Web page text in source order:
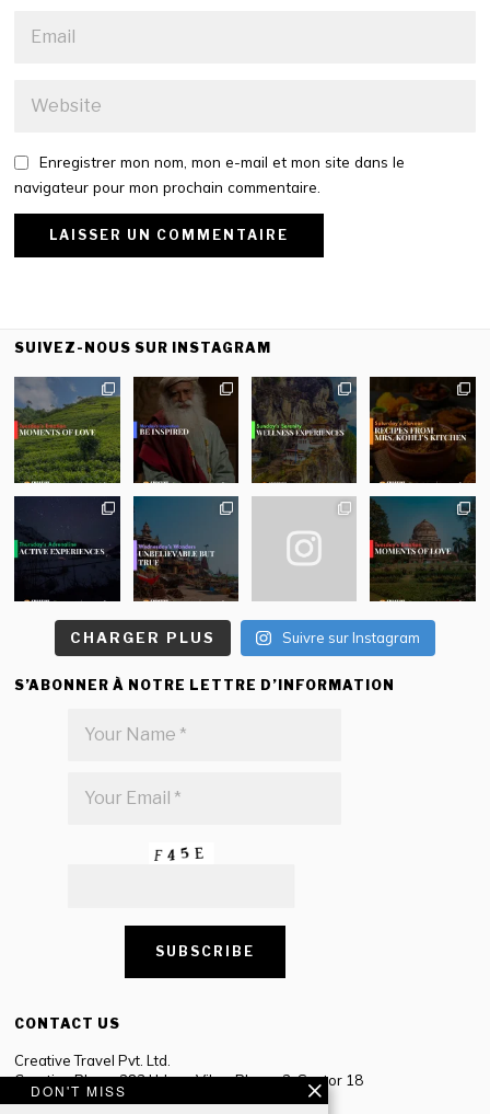
Enregistrer mon nom, mon e-mail et mon site dans le
navigateur pour mon prochain commentaire.
SUIVEZ-NOUS SUR INSTAGRAM
CHARGER PLUS Suivre sur Instagram
S’ABONNER À NOTRE LETTRE D’INFORMATION
CONTACT US
Creative Travel Pvt. Ltd.
Creative Plaza, 283 Udyog Vihar Phase 2, Sector 18
Gurugram, Haryana – 122016, India
DON'T MISS